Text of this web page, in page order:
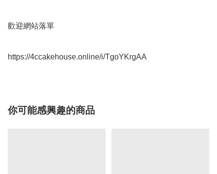
歡迎網站落單
https://4ccakehouse.online/i/TgoYKrgAA
你可能感興趣的商品